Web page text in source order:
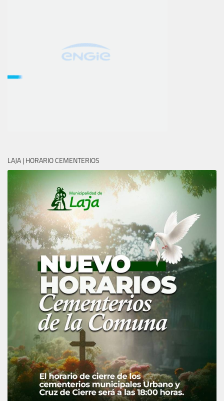
LAJA | HORARIO CEMENTERIOS